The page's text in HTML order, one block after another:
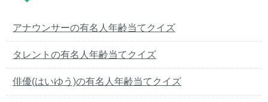
アナウンサーの有名人年齢当てクイズ
タレントの有名人年齢当てクイズ
俳優(はいゆう)の有名人年齢当てクイズ